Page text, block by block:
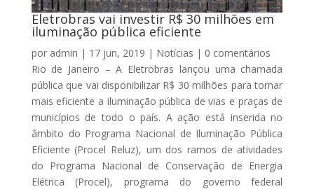
Eletrobras vai investir R$ 30 milhões em
iluminação pública eficiente
por admin | 17 jun, 2019 | Notícias | 0 comentários
Rio de Janeiro – A Eletrobras lançou uma chamada
pública que vai disponibilizar R$ 30 milhões para tornar
mais eficiente a iluminação pública de vias e praças de
municípios de todo o país. A ação está inserida no
âmbito do Programa Nacional de Iluminação Pública
Eficiente (Procel Reluz), um dos ramos de atividades
do Programa Nacional de Conservação de Energia
Elétrica (Procel), programa do governo federal